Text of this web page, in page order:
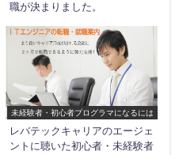
職が決まりました。
未経験者・初心者プログラマになるには
レバテックキャリアのエージェ
ントに聴いた初心者・未経験者